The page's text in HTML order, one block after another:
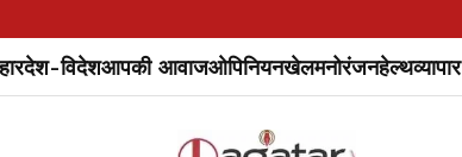
देश-विदेशआपकी आवाजओपिनियनखेलमनोरंजनहेल्थव्यापार